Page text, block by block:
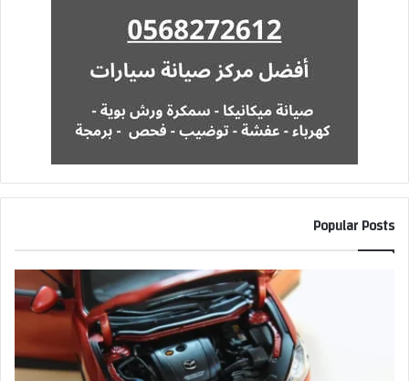
Popular Posts